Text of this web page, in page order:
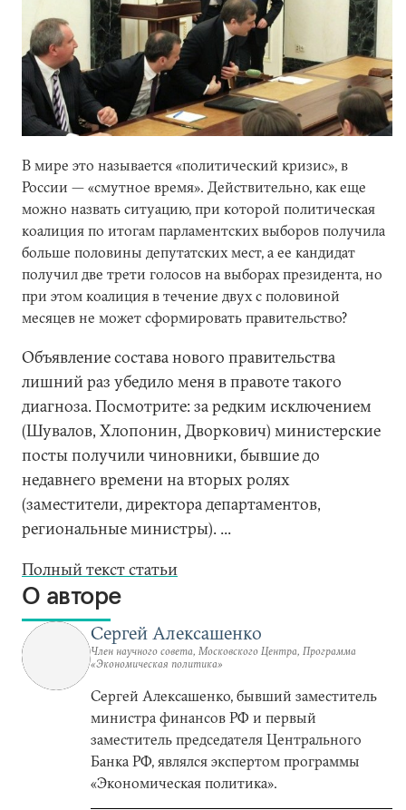
В мире это называется «политический кризис», в
России — «смутное время». Действительно, как еще
можно назвать ситуацию, при которой политическая
коалиция по итогам парламентских выборов получила
больше половины депутатских мест, а ее кандидат
получил две трети голосов на выборах президента, но
при этом коалиция в течение двух с половиной
месяцев не может сформировать правительство?
Объявление состава нового правительства
лишний раз убедило меня в правоте такого
диагноза. Посмотрите: за редким исключением
(Шувалов, Хлопонин, Дворкович) министерские
посты получили чиновники, бывшие до
недавнего времени на вторых ролях
(заместители, директора департаментов,
региональные министры). ...
Полный текст статьи
О авторе
Сергей Алексашенко
Член научного совета, Московского Центра, Программа
«Экономическая политика»
Сергей Алексашенко, бывший заместитель
министра финансов РФ и первый
заместитель председателя Центрального
Банка РФ, являлся экспертом программы
«Экономическая политика».